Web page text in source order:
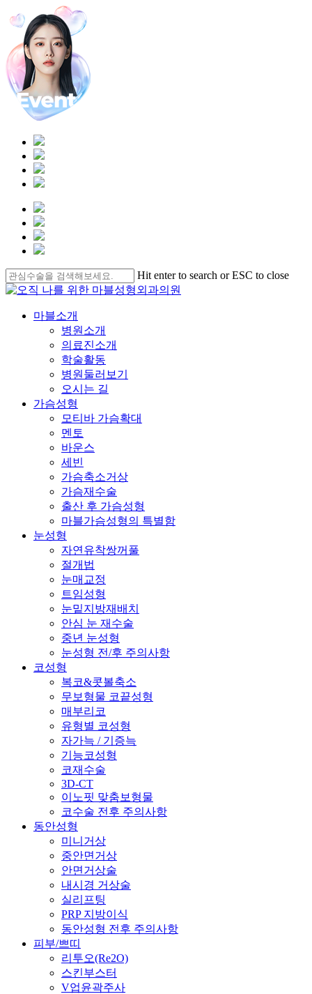
Skip
to
main
content
Hit enter to search or ESC to close
Close
Menu
마블소개
병원소개
의료진소개
학술활동
병원둘러보기
오시는 길
가슴성형
모티바 가슴확대
멘토
바운스
세빈
가슴축소거상
가슴재수술
출산 후 가슴성형
마블가슴성형의 특별함
눈성형
자연유착쌍꺼풀
절개법
눈매교정
트임성형
눈밑지방재배치
안심 눈 재수술
중년 눈성형
눈성형 전/후 주의사항
코성형
복코&콧볼축소
무보형물 코끝성형
매부리코
유형별 코성형
자가늑 / 기증늑
기능코성형
코재수술
3D-CT
이노핏 맞춤보형물
코수술 전후 주의사항
동안성형
미니거상
중안면거상
안면거상술
내시경 거상술
실리프팅
PRP 지방이식
동안성형 전후 주의사항
피부/쁘띠
리투오(Re2O)
스킨부스터
V업윤곽주사